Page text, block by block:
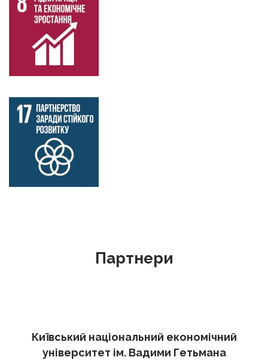
Партнери
Київський національний економічний
університет ім. Вадими Гетьмана